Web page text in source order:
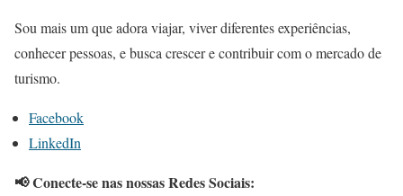
Sou mais um que adora viajar, viver diferentes experiências,
conhecer pessoas, e busca crescer e contribuir com o mercado de
turismo.
Facebook
LinkedIn
📢 Conecte-se nas nossas Redes Sociais: